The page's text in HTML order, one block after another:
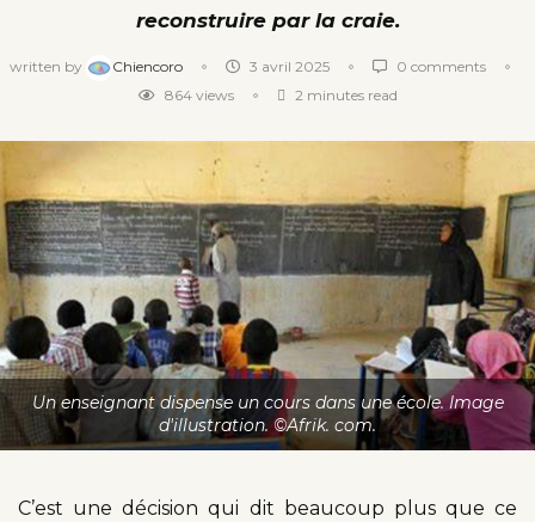
reconstruire par la craie.
written by Chiencoro 3 avril 2025
0 comments
864views 2 minutes read
Un enseignant dispense un cours dans une école. Image
d'illustration. ©Afrik. com.
C’est une décision qui dit beaucoup plus que ce